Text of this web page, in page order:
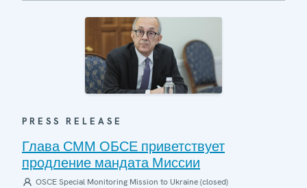
PRESS RELEASE
Глава СММ ОБСЕ приветствует
продление мандата Миссии
OSCE Special Monitoring Mission to Ukraine (closed)